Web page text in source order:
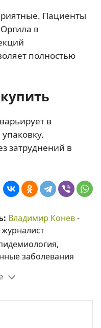
Пациенты
в
полностью
в
затруднений в
Владимир Конев-
заболевания